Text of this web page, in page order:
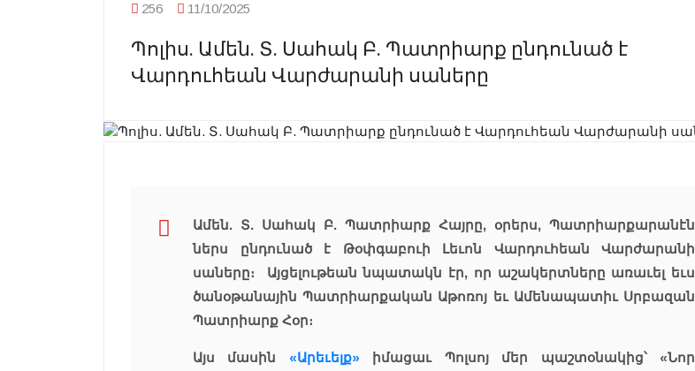
256 11/10/2025
Պոլիս. Ամեն. Տ. Սահակ Բ. Պատրիարք ընդունած է
Վարդուհեան Վարժարանի սաները
Ամեն. Տ. Սահակ Բ. Պատրիարք Հայրը, օրերս, Պատրիարքարանէն
ներս ընդունած է Թօփգաբուի Լեւոն Վարդուհեան Վարժարանի
սաները։ Այցելութեան նպատակն էր, որ աշակերտները առաւել եւս
ծանօթանային Պատրիարքական Աթոռոյ եւ Ամենապատիւ Սրբազան
Պատրիարք Հօր։
Այս մասին «Արեւելք» իմացաւ Պոլսոյ մեր պաշտօնակից՝ «Նոր